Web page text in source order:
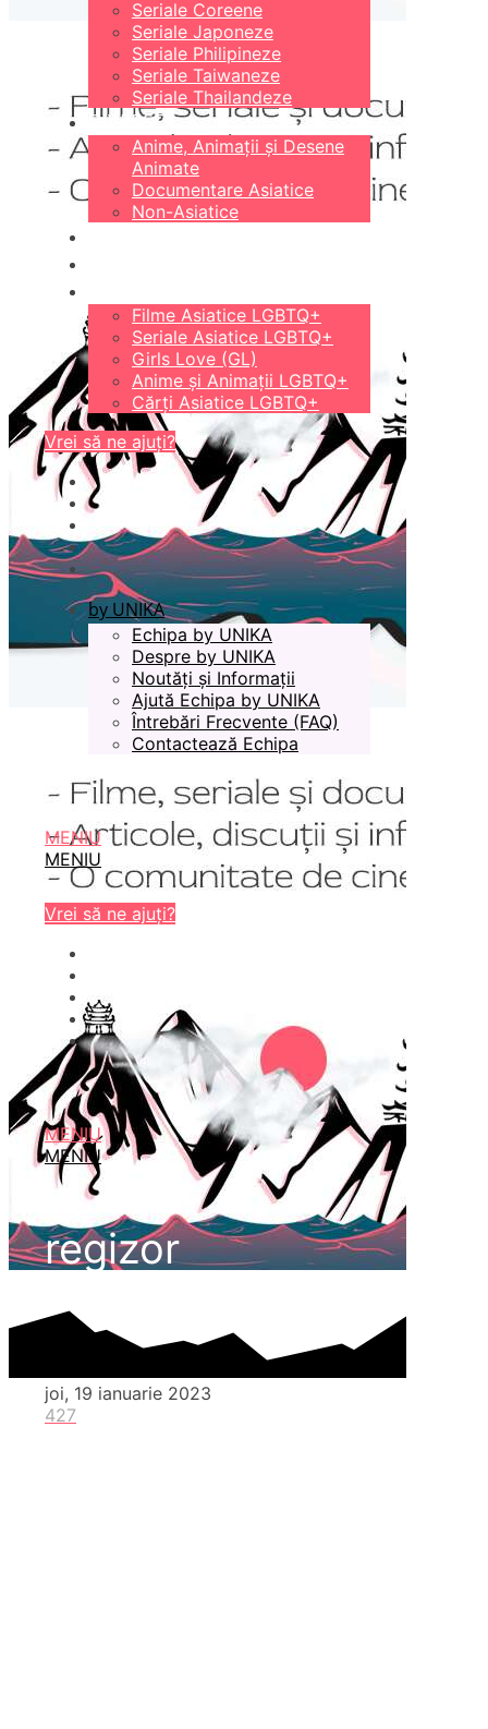
Seriale Coreene
Seriale Japoneze
Seriale Philipineze
Seriale Taiwaneze
Seriale Thailandeze
DIVERSE
Anime, Animații și Desene
Animate
Documentare Asiatice
Non-Asiatice
Filme Asiatice LGBTQ+
Seriale Asiatice LGBTQ+
Girls Love (GL)
Anime și Animații LGBTQ+
Cărți Asiatice LGBTQ+
Vrei să ne ajuți?
by UNIKA
Echipa by UNIKA
Despre by UNIKA
Noutăți și Informații
Ajută Echipa by UNIKA
Întrebări Frecvente (FAQ)
Contactează Echipa
MENIU
MENIU
Vrei să ne ajuți?
MENIU
MENIU
regizor
joi, 19 ianuarie 2023
427